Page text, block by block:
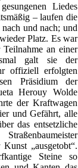
Liedes
– laufen die
und nach; und
Platz. Es war
an einer
galt sie der
offiziell erfolgten
Präsidium der
Herouy Wolde
der Kraftwagen
und Gefährt, alle
das entsetzliche
„ausgetobt“.
Steine so